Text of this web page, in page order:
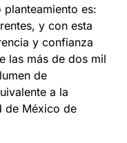
planteamiento es:
y con esta
y confianza
las más de dos mil
de
a la
de México de